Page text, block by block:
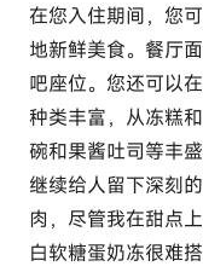
在您入住期间，您
地新鲜美食。餐厅
吧座位。您还可以
种类丰富，从冻糕
碗和果酱吐司等丰
继续给人留下深刻
肉，尽管我在甜点
白软糖蛋奶冻很难搭